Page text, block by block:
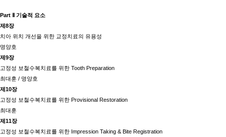
Part Ⅱ 기술적 요소
제8장
치아 위치 개선을 위한 교정치료의 유용성
명양호
제9장
고정성 보철수복치료를 위한 Tooth Preparation
최대훈 / 명양호
제10장
고정성 보철수복치료를 위한 Provisional Restoration
최대훈
제11장
고정성 보철수복치료를 위한 Impression Taking & Bite Registration